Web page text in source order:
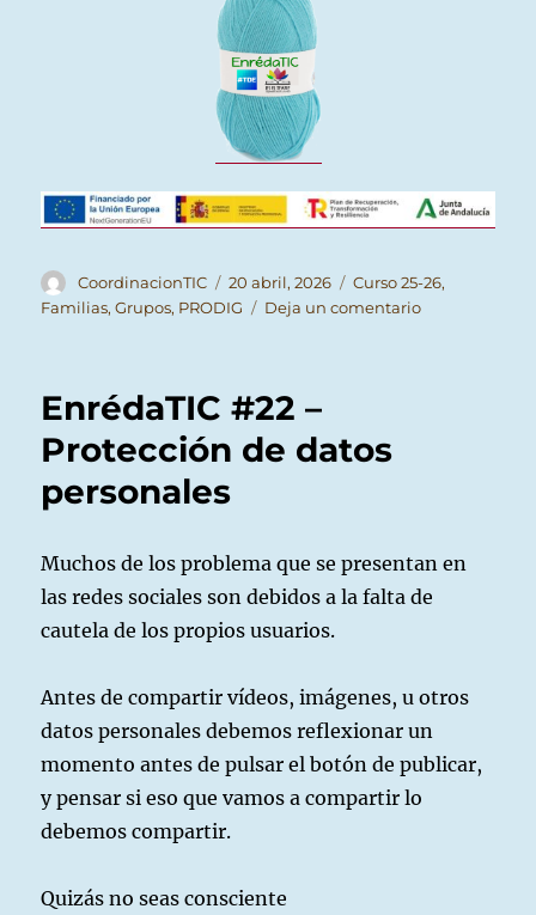
Autor
CoordinacionTIC
Publicado
el
20 abril, 2026 Categorías
Curso 25-26,
Familias,Grupos, PRODIG Deja un comentarioen
EnrédaTIC #22 –
Protección de datos
personales
Muchos de los problema que se presentan en
las redes sociales son debidos a la falta de
cautela de los propios usuarios.
Antes de compartir vídeos, imágenes, u otros
datos personales debemos reflexionar un
momento antes de pulsar el botón de publicar,
y pensar si eso que vamos a compartir lo
debemos compartir.
Quizás no seas consciente